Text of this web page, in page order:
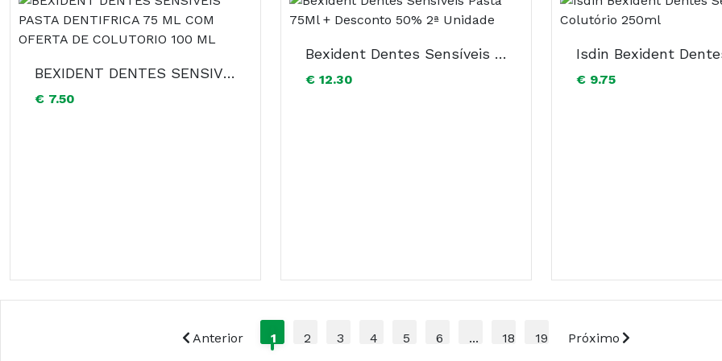
BEXIDENT DENTES SENSIVEIS PASTA DENTIFRICA 75 ML COM OFERTA DE COLUTORIO 100 ML
€ 7.50
Bexident Dentes Sensíveis Pasta 75Ml + Desconto 50% 2ª Unidade
€ 12.30 € 9.75
Anterior 1 2 3 4 5 6 ... 18 19 Próximo